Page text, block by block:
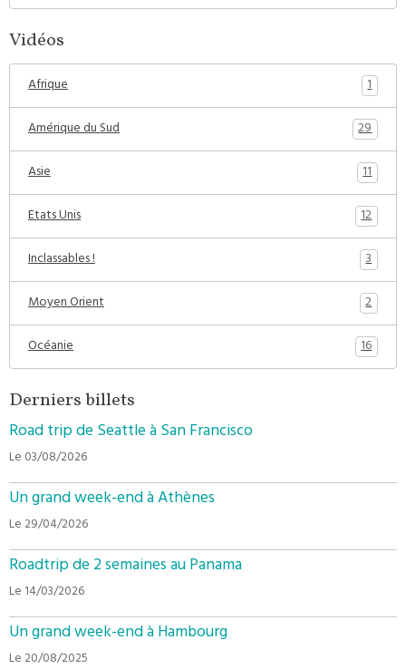
Vidéos
Afrique
1
Amérique du Sud
29
Asie
11
Etats Unis
12
Inclassables !
3
Moyen Orient
2
Océanie
16
Derniers billets
Road trip de Seattle à San Francisco
Le 03/08/2026
Un grand week-end à Athènes
Le 29/04/2026
Roadtrip de 2 semaines au Panama
Le 14/03/2026
Un grand week-end à Hambourg
Le 20/08/2025